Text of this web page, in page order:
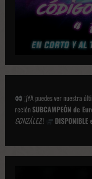
¡¡YA puedes ver nuestra
reciénSUBCAMPEÓN de
GONZÁLEZ!!